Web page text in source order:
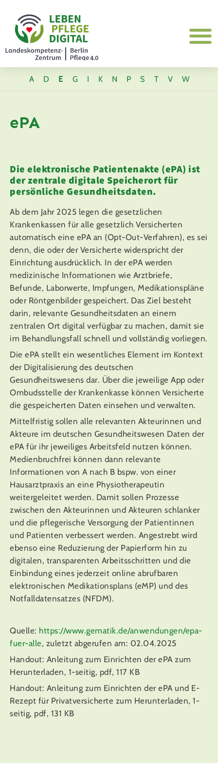
A D E G I K N P S T V W
ePA
Die elektronische Patientenakte (ePA) ist
der zentrale digitale Speicherort für
persönliche Gesundheitsdaten.
Ab dem Jahr 2025 legen die gesetzlichen
Krankenkassen für alle gesetzlich Versicherten
automatisch eine ePA an (Opt-Out-Verfahren), es sei
denn, die oder der Versicherte widerspricht der
Einrichtung ausdrücklich. In der ePA werden
medizinische Informationen wie Arztbriefe,
Befunde, Laborwerte, Impfungen, Medikationspläne
oder Röntgenbilder gespeichert. Das Ziel besteht
darin, relevante Gesundheitsdaten an einem
zentralen Ort digital verfügbar zu machen, damit sie
im Behandlungsfall schnell und vollständig vorliegen.
Die ePA stellt ein wesentliches Element im Kontext
der Digitalisierung des deutschen
Gesundheitswesens dar. Über die jeweilige App oder
Ombudsstelle der Krankenkasse können Versicherte
die gespeicherten Daten einsehen und verwalten.
Mittelfristig sollen alle relevanten Akteurinnen und
Akteure im deutschen Gesundheitswesen Daten der
ePA für ihr jeweiliges Arbeitsfeld nutzen können.
Medienbruchfrei können dann relevante
Informationen von A nach B bspw. von einer
Hausarztpraxis an eine Physiotherapeutin
weitergeleitet werden. Damit sollen Prozesse
zwischen den Akteurinnen und Akteuren schlanker
und die pflegerische Versorgung der Patientinnen
und Patienten verbessert werden. Angestrebt wird
ebenso eine Reduzierung der Papierform hin zu
digitalen, transparenten Arbeitsschritten und die
Einbindung eines jederzeit online abrufbaren
elektronischen Medikationsplans (eMP) und des
Notfalldatensatzes (NFDM).
Quelle: https://www.gematik.de/anwendungen/epa-
fuer-alle, zuletzt abgerufen am: 02.04.2025
Handout: Anleitung zum Einrichten der ePA zum
Herunterladen, 1-seitig, pdf, 117 KB
Handout: Anleitung zum Einrichten der ePA und E-
Rezept für Privatversicherte zum Herunterladen, 1-
seitig, pdf, 131 KB